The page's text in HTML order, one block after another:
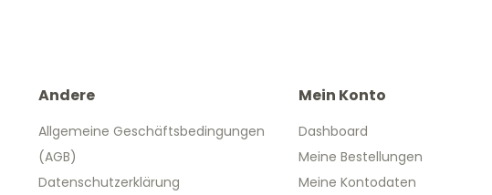
Andere
Allgemeine Geschäftsbedingungen
(AGB)
Datenschutzerklärung
Mein Konto
Dashboard
Meine Bestellungen
Meine Kontodaten